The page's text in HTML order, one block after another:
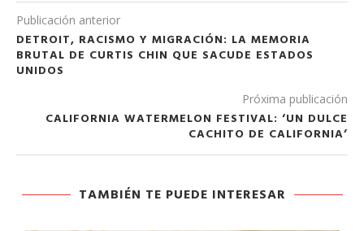
Publicación anterior
DETROIT, RACISMO Y MIGRACIÓN: LA MEMORIA
BRUTAL DE CURTIS CHIN QUE SACUDE ESTADOS
UNIDOS
Próxima publicación
CALIFORNIA WATERMELON FESTIVAL: ‘UN DULCE
CACHITO DE CALIFORNIA’
TAMBIÉN TE PUEDE INTERESAR